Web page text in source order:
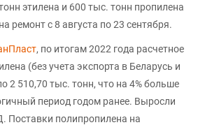
этилена и 600 тыс. тонн пропилена
ремонт с 8 августа по 23 сентября.
, по итогам 2022 года расчетное
(без учета экспорта в Беларусь и
2 510,70 тыс. тонн, что на 4% больше
период годом ранее. Выросли
Поставки полипропилена на